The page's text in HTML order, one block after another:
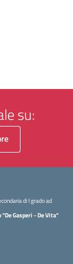
su:
di I grado ad
Gasperi - De Vita"